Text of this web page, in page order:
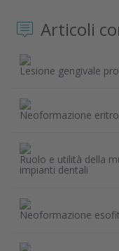
Articoli
Lesione gengivale
Neoformazione
Ruolo e utilità della
impianti dentali
Neoformazione